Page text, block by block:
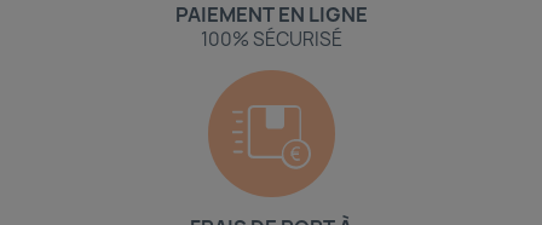
PAIEMENT EN LIGNE
100% SÉCURISÉ